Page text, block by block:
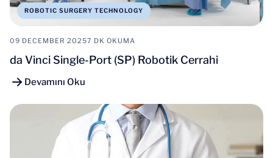
ROBOTIC SURGERY TECHNOLOGY
09 DECEMBER 20257 DK OKUMA
da Vinci Single-Port (SP) Robotik Cerrahi
Devamını Oku